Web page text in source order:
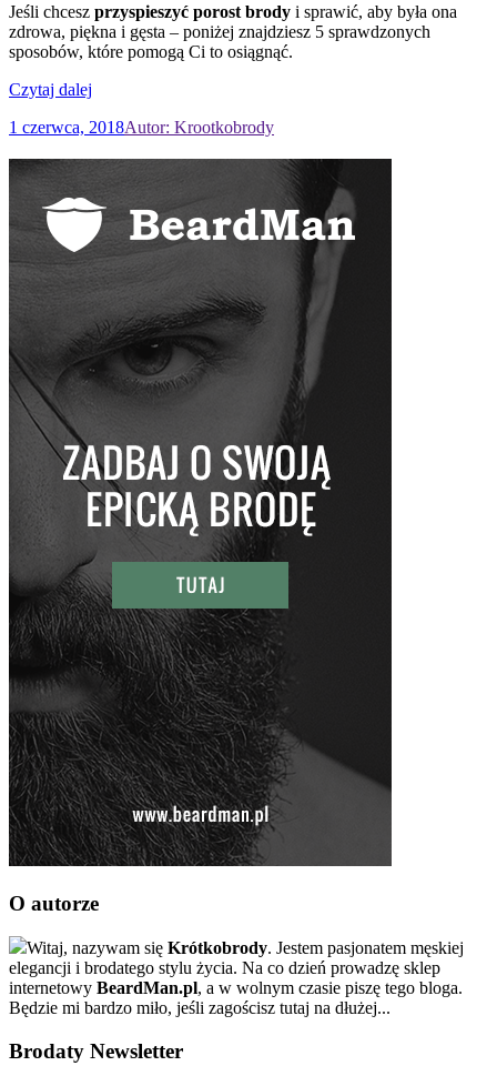
Jeśli chcesz przyspieszyć porost brody i sprawić, aby była ona
zdrowa, piękna i gęsta – poniżej znajdziesz 5 sprawdzonych
sposobów, które pomogą Ci to osiągnąć.
Czytaj dalej
1 czerwca, 2018Autor: Krootkobrody
O autorze
Witaj, nazywam się Krótkobrody. Jestem pasjonatem męskiej
elegancji i brodatego stylu życia. Na co dzień prowadzę sklep
internetowy BeardMan.pl, a w wolnym czasie piszę tego bloga.
Będzie mi bardzo miło, jeśli zagościsz tutaj na dłużej...
Brodaty Newsletter